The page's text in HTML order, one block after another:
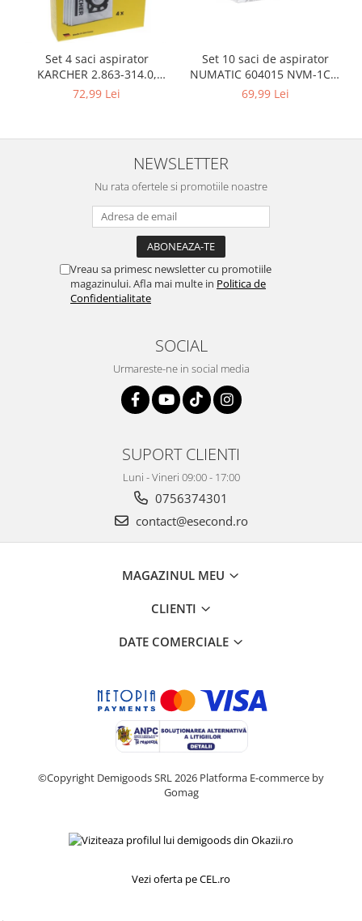
Mobila si transport animale de
companie
PC, Periferice & Software
Componente PC
Imprimante, Scanere &
Servere, Componente & UPS
Sport & Activitati in aer liber
Accesorii antrenament
Accesorii Fitness
Aparate Foto & Accesorii
Audio HI-FI & Profesionale
Camere video si sport
Drone si Accesorii
Playere, Boxe & Casti
Curatenie si intretinere
Set 4 saci aspirator
KARCHER 2.863-314.0,
compatibil cu WD, KWD, SE
72,99 Lei
Set 10 saci de aspirator
NUMATIC 604015 NVM-1CH,
9L
69,99 Lei
NEWSLETTER
Nu rata ofertele si promotiile noastre
Vreau sa primesc newsletter cu promotiile
magazinului. Afla mai multe in Politica de
Confidentialitate
SOCIAL
Urmareste-ne in social media
SUPORT CLIENTI
Luni - Vineri 09:00 - 17:00
0756374301
contact@esecond.ro
MAGAZINUL MEU
CLIENTI
DATE COMERCIALE
©Copyright Demigoods SRL 2026 Platforma E-commerce by
Gomag
Vezi oferta pe CEL.ro